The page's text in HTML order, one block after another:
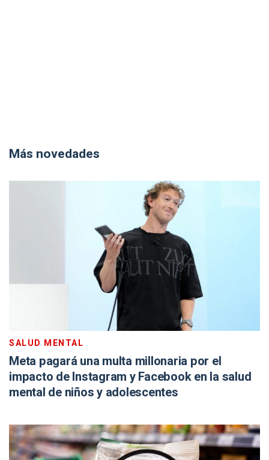
Más novedades
SALUD MENTAL
Meta pagará una multa millonaria por el
impacto de Instagram y Facebook en la salud
mental de niños y adolescentes